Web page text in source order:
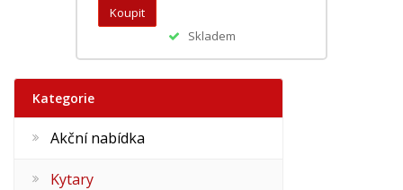
Skladem
Kategorie
Akční nabídka
Kytary